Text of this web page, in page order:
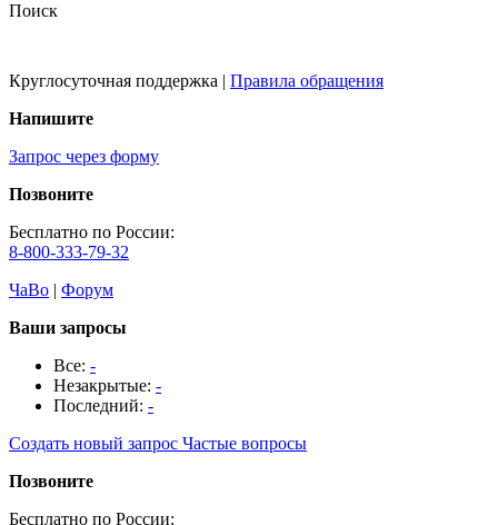
Поиск
Круглосуточная поддержка | Правила обращения
Напишите
Запрос через форму
Позвоните
Бесплатно по России:
8-800-333-79-32
ЧаВо | Форум
Ваши запросы
Все: -
Незакрытые: -
Последний: -
Создать новый запрос Частые вопросы
Позвоните
Бесплатно по России: